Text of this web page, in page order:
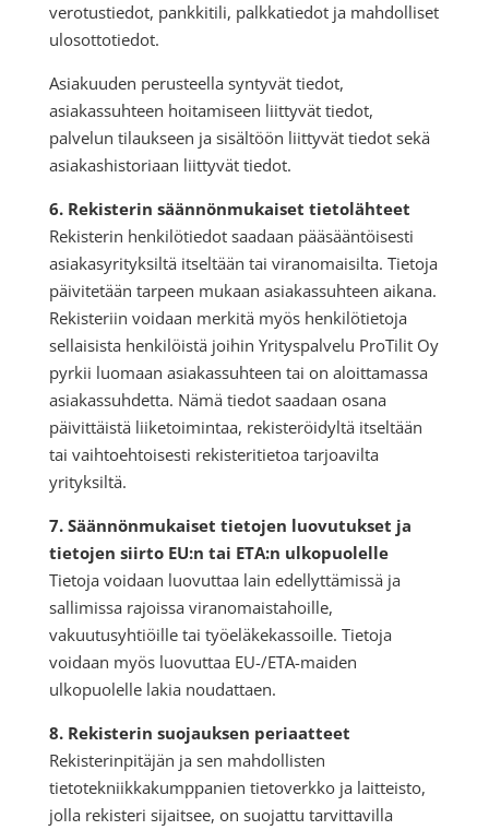
verotustiedot, pankkitili, palkkatiedot ja mahdolliset
ulosottotiedot.
Asiakuuden perusteella syntyvät tiedot,
asiakassuhteen hoitamiseen liittyvät tiedot,
palvelun tilaukseen ja sisältöön liittyvät tiedot sekä
asiakashistoriaan liittyvät tiedot.
6. Rekisterin säännönmukaiset tietolähteet
Rekisterin henkilötiedot saadaan pääsääntöisesti
asiakasyrityksiltä itseltään tai viranomaisilta. Tietoja
päivitetään tarpeen mukaan asiakassuhteen aikana.
Rekisteriin voidaan merkitä myös henkilötietoja
sellaisista henkilöistä joihin Yrityspalvelu ProTilit Oy
pyrkii luomaan asiakassuhteen tai on aloittamassa
asiakassuhdetta. Nämä tiedot saadaan osana
päivittäistä liiketoimintaa, rekisteröidyltä itseltään
tai vaihtoehtoisesti rekisteritietoa tarjoavilta
yrityksiltä.
7. Säännönmukaiset tietojen luovutukset ja
tietojen siirto EU:n tai ETA:n ulkopuolelle
Tietoja voidaan luovuttaa lain edellyttämissä ja
sallimissa rajoissa viranomaistahoille,
vakuutusyhtiöille tai työeläkekassoille. Tietoja
voidaan myös luovuttaa EU-/ETA-maiden
ulkopuolelle lakia noudattaen.
8. Rekisterin suojauksen periaatteet
Rekisterinpitäjän ja sen mahdollisten
tietotekniikkakumppanien tietoverkko ja laitteisto,
jolla rekisteri sijaitsee, on suojattu tarvittavilla